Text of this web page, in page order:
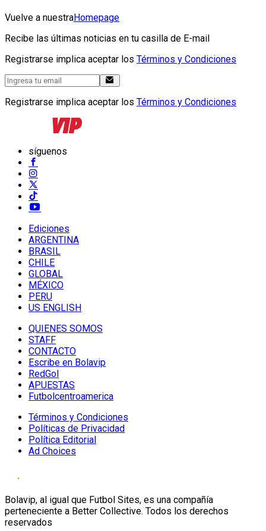
Vuelve a nuestraHomepage
Recibe las últimas noticias en tu casilla de E-mail
Registrarse implica aceptar los Términos y Condiciones
Registrarse implica aceptar los Términos y Condiciones
síguenos
Ediciones
ARGENTINA
BRASIL
CHILE
GLOBAL
MÉXICO
PERU
US ENGLISH
QUIENES SOMOS
STAFF
CONTACTO
Escribe en Bolavip
RedGol
APUESTAS
Futbolcentroamerica
Términos y Condiciones
Políticas de Privacidad
Política Editorial
Ad Choices
Bolavip, al igual que Futbol Sites, es una compañía
perteneciente a Better Collective. Todos los derechos
reservados